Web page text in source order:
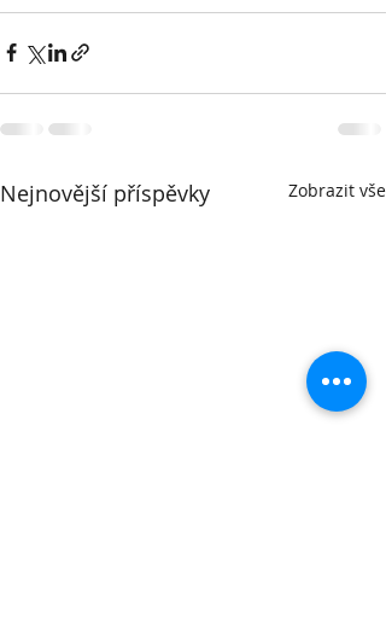
Nejnovější příspěvky Zobrazit vše